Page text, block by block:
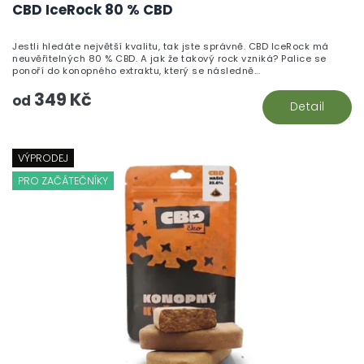
CBD IceRock 80 % CBD
od 349 Kč Detail
Jestli hledáte největší kvalitu, tak jste správně. CBD IceRock má
neuvěřitelných 80 % CBD. A jak že takový rock vzniká? Palice se
ponoří do konopného extraktu, který se následně...
VÝPRODEJ
PRO ZAČÁTEČNÍKY